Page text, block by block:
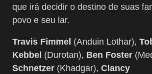
que irá decidir o destino de suas
povo e seu lar.
Travis Fimmel (Anduin Lothar),
Kebbel (Durotan), Ben Foster
Schnetzer (Khadgar), Clancy